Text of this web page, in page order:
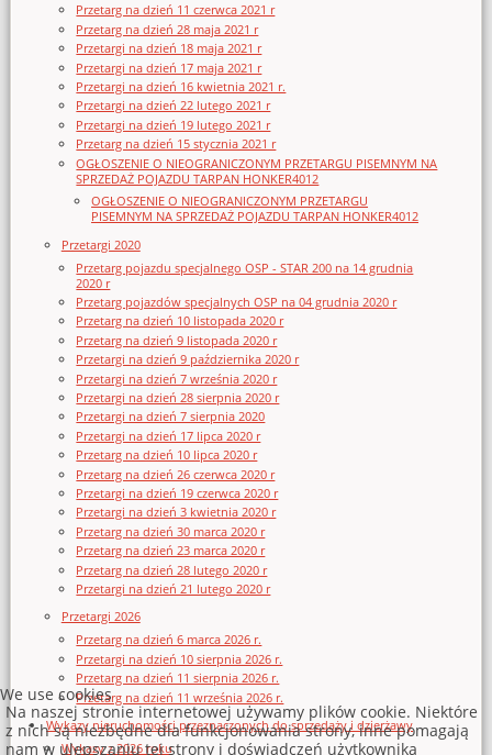
Przetarg na dzień 11 czerwca 2021 r
Przetarg na dzień 28 maja 2021 r
Przetargi na dzień 18 maja 2021 r
Przetargi na dzień 17 maja 2021 r
Przetargi na dzień 16 kwietnia 2021 r.
Przetargi na dzień 22 lutego 2021 r
Przetargi na dzień 19 lutego 2021 r
Przetarg na dzień 15 stycznia 2021 r
OGŁOSZENIE O NIEOGRANICZONYM PRZETARGU PISEMNYM NA
SPRZEDAŻ POJAZDU TARPAN HONKER4012
OGŁOSZENIE O NIEOGRANICZONYM PRZETARGU
PISEMNYM NA SPRZEDAŻ POJAZDU TARPAN HONKER4012
Przetargi 2020
Przetarg pojazdu specjalnego OSP - STAR 200 na 14 grudnia
2020 r
Przetarg pojazdów specjalnych OSP na 04 grudnia 2020 r
Przetarg na dzień 10 listopada 2020 r
Przetarg na dzień 9 listopada 2020 r
Przetargi na dzień 9 października 2020 r
Przetargi na dzień 7 września 2020 r
Przetargi na dzień 28 sierpnia 2020 r
Przetargi na dzień 7 sierpnia 2020
Przetargi na dzień 17 lipca 2020 r
Przetarg na dzień 10 lipca 2020 r
Przetarg na dzień 26 czerwca 2020 r
Przetargi na dzień 19 czerwca 2020 r
Przetargi na dzień 3 kwietnia 2020 r
Przetarg na dzień 30 marca 2020 r
Przetarg na dzień 23 marca 2020 r
Przetarg na dzień 28 lutego 2020 r
Przetargi na dzień 21 lutego 2020 r
Przetargi 2026
Przetarg na dzień 6 marca 2026 r.
Przetargi na dzień 10 sierpnia 2026 r.
Przetarg na dzień 11 sierpnia 2026 r.
Przetarg na dzień 11 września 2026 r.
Wykazy nieruchomości przeznaczonych do sprzedaży i dzierżawy
Wykazy z 2026 roku
We use cookies
Na naszej stronie internetowej używamy plików cookie. Niektóre
z nich są niezbędne dla funkcjonowania strony, inne pomagają
nam w ulepszaniu tej strony i doświadczeń użytkownika